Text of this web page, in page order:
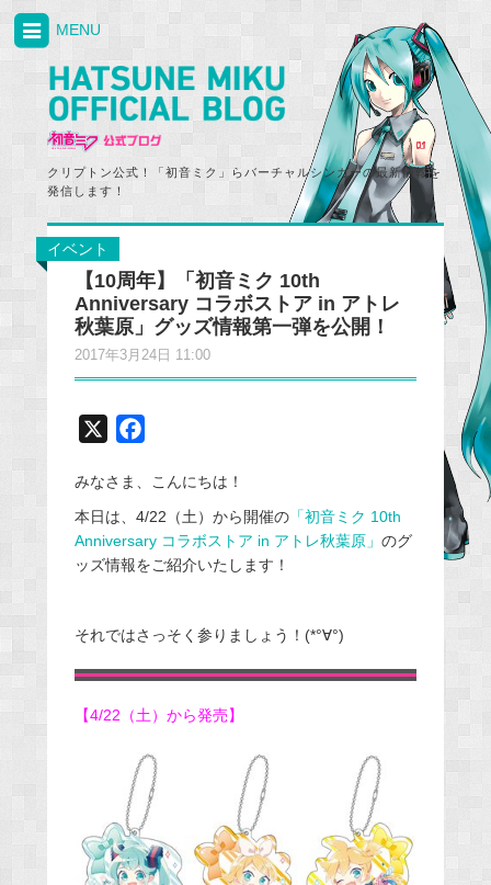
クリプトン公式！「初音ミク」らバーチャルシンガーの最新情報を
発信します！
MENU
イベント
【10周年】「初音ミク 10th
Anniversary コラボストア in アトレ
秋葉原」グッズ情報第一弾を公開！
2017年3月24日 11:00
c
e
b
o
k
みなさま、こんにちは！
本日は、4/22（土）から開催の「初音ミク 10th
Anniversary コラボストア in アトレ秋葉原」 のグ
ッズ情報をご紹介いたします！
それではさっそく参りましょう！(*°∀°)
【4/22（土）から発売】